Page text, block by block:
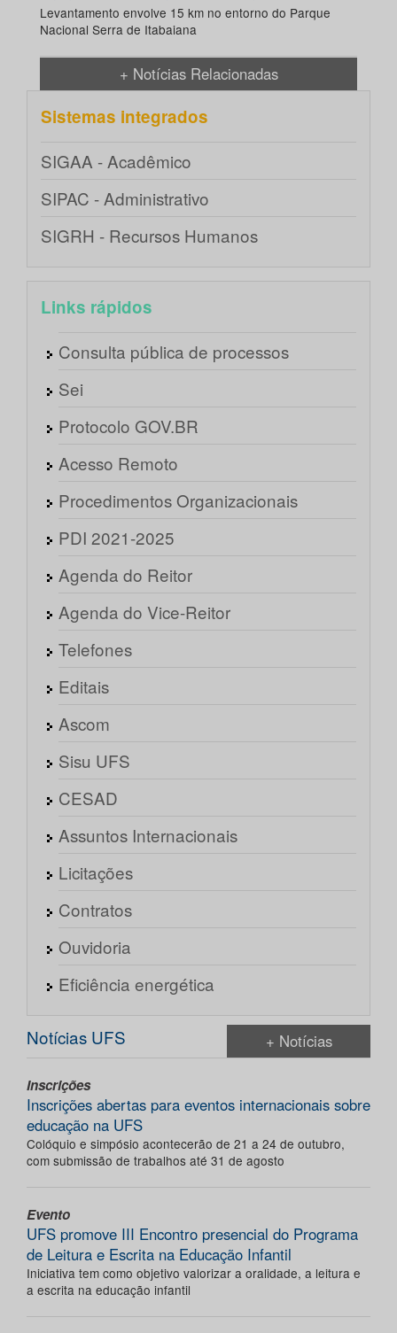
Levantamento envolve 15 km no entorno do Parque
Nacional Serra de Itabaiana
+ Notícias Relacionadas
Sistemas integrados
SIGAA - Acadêmico
SIPAC - Administrativo
SIGRH - Recursos Humanos
Links rápidos
Consulta pública de processos
Sei
Protocolo GOV.BR
Acesso Remoto
Procedimentos Organizacionais
PDI 2021-2025
Agenda do Reitor
Agenda do Vice-Reitor
Telefones
Editais
Ascom
Sisu UFS
CESAD
Assuntos Internacionais
Licitações
Contratos
Ouvidoria
Eficiência energética
Notícias UFS + Notícias
Inscrições
Inscrições abertas para eventos internacionais sobre
educação na UFS
Colóquio e simpósio acontecerão de 21 a 24 de outubro,
com submissão de trabalhos até 31 de agosto
Evento
UFS promove III Encontro presencial do Programa
de Leitura e Escrita na Educação Infantil
Iniciativa tem como objetivo valorizar a oralidade, a leitura e
a escrita na educação infantil